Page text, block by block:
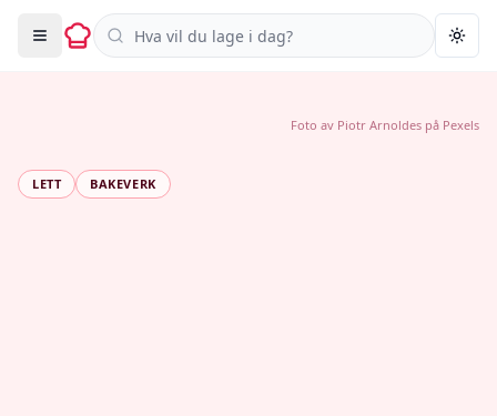
Søk i oppskrifter
LETT BAKEVERK
Foto av Piotr Arnoldes på Pexels